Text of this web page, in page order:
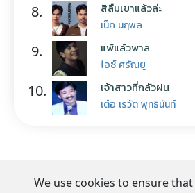
8. สิลืมเขาแล้วล่ะ
เน็ค นฤพล
9. แพ้แล้วพาล
ไอซ์ ศรัณยู
10. เจ้าสาวที่กลัวฝน
เต๋อ เรวัต พุทธินันท์
We use cookies to ensure